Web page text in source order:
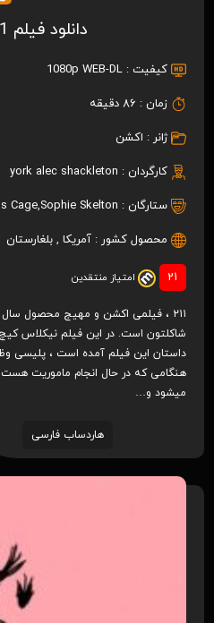
دانلود فیلم 211 2018
کیفیت : 1080p WEB-DL
زمان : 86 دقیقه
ژانر : اکشن
کارگردان : york alec shackleton
ستارگان : Cage,Sophie Skelton
محصول کشور : آمریکا ,بلغارستان
21 امتیاز منتقدین
هنگامی که در حال انجام ماموریت هست
می‎شود و…
هاردساب فارسی